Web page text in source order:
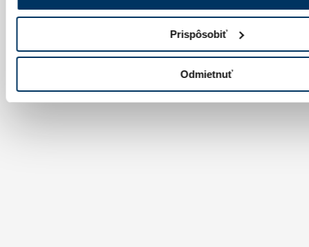
Prispôsobiť
Odmietnuť